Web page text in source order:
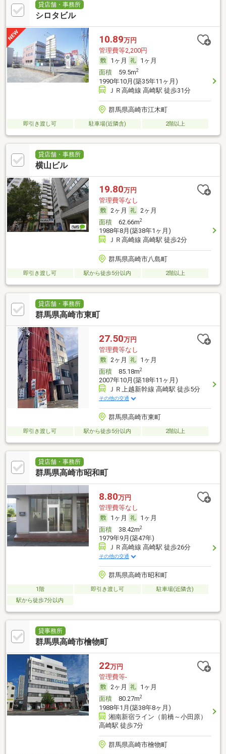
貸店舗・事務所
シロタビル
10.89万円
管理費等2,200円
1ヶ月
1ヶ月
面積59.5m2
1990年10月(築35年11ヶ月)
ＪＲ高崎線 高崎駅 徒歩31分
群馬県高崎市江木町
即引き渡し可 駐車場(近隣含) 2階以上
貸店舗・事務所
横山ビル
19.80万円
管理費等なし
2ヶ月
2ヶ月
面積62.66m2
1988年8月(築38年1ヶ月)
ＪＲ高崎線 高崎駅 徒歩2分
群馬県高崎市八島町
即引き渡し可 駅から徒歩5分以内 2階以上
貸店舗・事務所
群馬県高崎市東町
27.50万円
管理費等なし
2ヶ月
1ヶ月
面積85.18m2
2007年10月(築18年11ヶ月)
ＪＲ上越新幹線 高崎駅 徒歩5分
その他の交通
群馬県高崎市東町
即引き渡し可 駅から徒歩5分以内 2階以上
貸店舗・事務所
群馬県高崎市昭和町
8.80万円
管理費等なし
1ヶ月
1ヶ月
面積38.42m2
1979年9月(築47年)
ＪＲ高崎線 高崎駅 徒歩26分
その他の交通
群馬県高崎市昭和町
1階 即引き渡し可
駐車場(近隣含)
駅から徒歩7分以内
貸事務所
群馬県高崎市檜物町
22万円
管理費等-
2ヶ月
1ヶ月
面積80.27m2
1988年1月(築38年8ヶ月)
湘南新宿ライン（前橋～小田原）
高崎駅 徒歩7分
群馬県高崎市檜物町